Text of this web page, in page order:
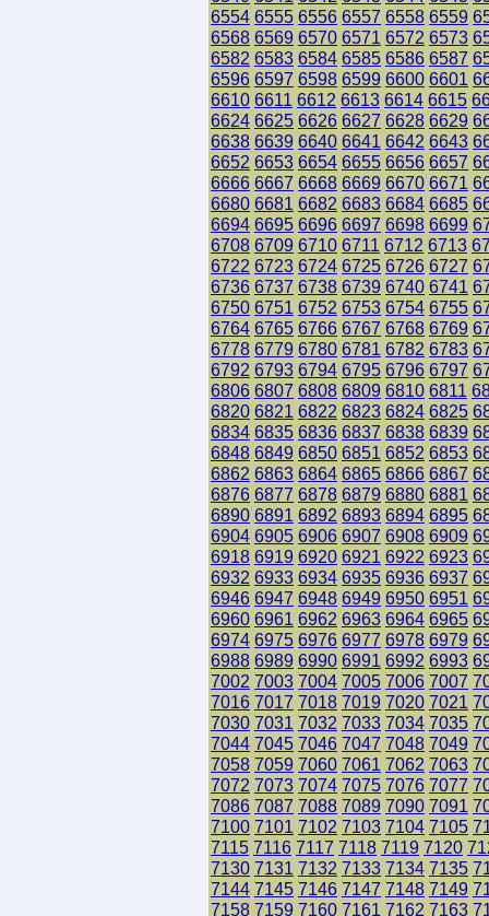
6554 6555 6556 6557 6558 6559
6568 6569 6570 6571 6572 6573
6582 6583 6584 6585 6586 6587
6596 6597 6598 6599 6600 6601
6610 6611 6612 6613 6614 6615
6624 6625 6626 6627 6628 6629
6638 6639 6640 6641 6642 6643
6652 6653 6654 6655 6656 6657
6666 6667 6668 6669 6670 6671
6680 6681 6682 6683 6684 6685
6694 6695 6696 6697 6698 6699
6708 6709 6710 6711 6712 6713
6722 6723 6724 6725 6726 6727
6736 6737 6738 6739 6740 6741
6750 6751 6752 6753 6754 6755
6764 6765 6766 6767 6768 6769
6778 6779 6780 6781 6782 6783
6792 6793 6794 6795 6796 6797
6806 6807 6808 6809 6810 6811
6820 6821 6822 6823 6824 6825
6834 6835 6836 6837 6838 6839
6848 6849 6850 6851 6852 6853
6862 6863 6864 6865 6866 6867
6876 6877 6878 6879 6880 6881
6890 6891 6892 6893 6894 6895
6904 6905 6906 6907 6908 6909
6918 6919 6920 6921 6922 6923
6932 6933 6934 6935 6936 6937
6946 6947 6948 6949 6950 6951
6960 6961 6962 6963 6964 6965
6974 6975 6976 6977 6978 6979
6988 6989 6990 6991 6992 6993
7002 7003 7004 7005 7006 7007
7016 7017 7018 7019 7020 7021
7030 7031 7032 7033 7034 7035
7044 7045 7046 7047 7048 7049
7058 7059 7060 7061 7062 7063
7072 7073 7074 7075 7076 7077
7086 7087 7088 7089 7090 7091
7100 7101 7102 7103 7104 7105
7115 7116 7117 7118 7119 7120
7130 7131 7132 7133 7134 7135
7144 7145 7146 7147 7148 7149
7158 7159 7160 7161 7162 7163